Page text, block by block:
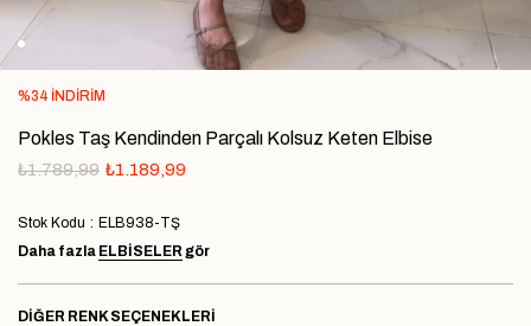
%34 İNDIRIM
Pokles Taş Kendinden Parçalı Kolsuz Keten Elbise
₺1.789,99 ₺1.189,99
Stok Kodu
ELB938-TŞ
Daha fazla ELBİSELER gör
DIĞER RENK SEÇENEKLERI